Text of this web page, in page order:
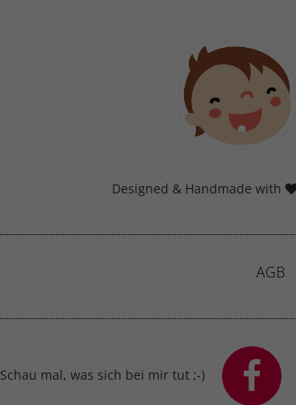
Designed & Handmade with
AGB
Schau mal, was sich bei mir tut ;-)